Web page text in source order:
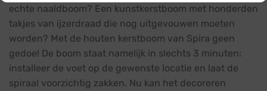
echte naaldboom? Een kunstkerstboom met honderden
takjes van ijzerdraad die nog uitgevouwen moeten
worden? Met de houten kerstboom van Spira geen
gedoe! De boom staat namelijk in slechts 3 minuten:
installeer de voet op de gewenste locatie en laat de
spiraal voorzichtig zakken. Nu kan het decoreren